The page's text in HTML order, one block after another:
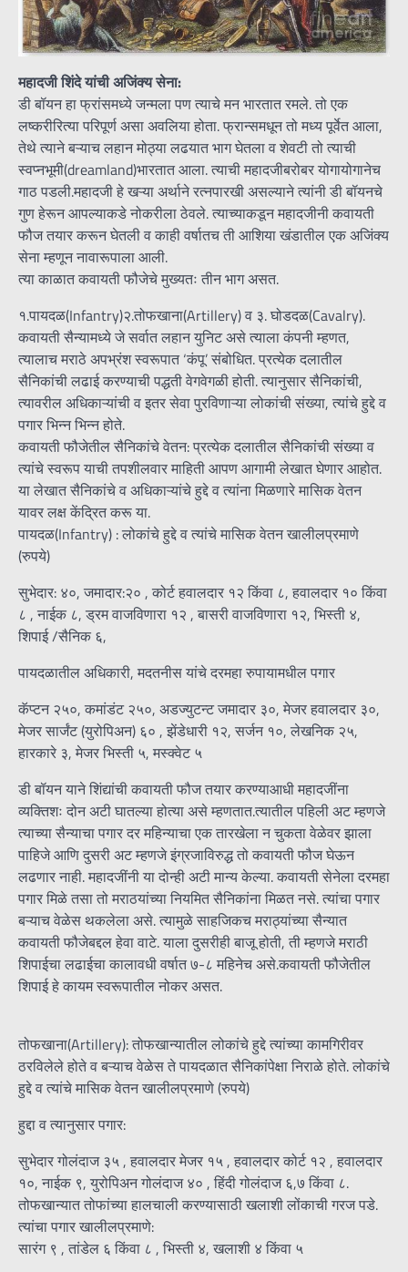
महादजी शिंदे यांची अजिंक्य सेना:
डी बॉयन हा फ्रांसमध्ये जन्मला पण त्याचे मन भारतात रमले. तो एक
लष्करीरित्या परिपूर्ण असा अवलिया होता. फ्रान्समधून तो मध्य पूर्वेत आला,
तेथे त्याने बऱ्याच लहान मोठ्या लढयात भाग घेतला व शेवटी तो त्याची
स्वप्नभूमी(dreamland)भारतात आला. त्याची महादजीबरोबर योगायोगानेच
गाठ पडली.महादजी हे खऱ्या अर्थाने रत्नपारखी असल्याने त्यांनी डी बॉयनचे
गुण हेरून आपल्याकडे नोकरीला ठेवले. त्याच्याकडून महादजीनी कवायती
फौज तयार करून घेतली व काही वर्षातच ती आशिया खंडातील एक अजिंक्य
सेना म्हणून नावारूपाला आली.
त्या काळात कवायती फौजेचे मुख्यतः तीन भाग असत.
१.पायदळ(Infantry)२.तोफखाना(Artillery) व ३. घोडदळ(Cavalry).
कवायती सैन्यामध्ये जे सर्वात लहान युनिट असे त्याला कंपनी म्हणत,
त्यालाच मराठे अपभ्रंश स्वरूपात ‘कंपू’ संबोधित. प्रत्येक दलातील
सैनिकांची लढाई करण्याची पद्धती वेगवेगळी होती. त्यानुसार सैनिकांची,
त्यावरील अधिकाऱ्यांची व इतर सेवा पुरविणाऱ्या लोकांची संख्या, त्यांचे हुद्दे व
पगार भिन्न भिन्न होते.
कवायती फौजेतील सैनिकांचे वेतन: प्रत्येक दलातील सैनिकांची संख्या व
त्यांचे स्वरूप याची तपशीलवार माहिती आपण आगामी लेखात घेणार आहोत.
या लेखात सैनिकांचे व अधिकाऱ्यांचे हुद्दे व त्यांना मिळणारे मासिक वेतन
यावर लक्ष केंद्रित करू या.
पायदळ(Infantry) : लोकांचे हुद्दे व त्यांचे मासिक वेतन खालीलप्रमाणे
(रुपये)
सुभेदार: ४०, जमादार:२० , कोर्ट हवालदार १२ किंवा ८, हवालदार १० किंवा
८ , नाईक ८, ड्रम वाजविणारा १२ , बासरी वाजविणारा १२, भिस्ती ४,
शिपाई /सैनिक ६,
पायदळातील अधिकारी, मदतनीस यांचे दरमहा रुपायामधील पगार
कॅप्टन २५०, कमांडंट २५०, अडज्युटन्ट जमादार ३०, मेजर हवालदार ३०,
मेजर सार्जंट (युरोपिअन) ६० , झेंडेधारी १२, सर्जन १०, लेखनिक २५,
हारकारे ३, मेजर भिस्ती ५, मस्क्वेट ५
डी बॉयन याने शिंद्यांची कवायती फौज तयार करण्याआधी महादजींना
व्यक्तिशः दोन अटी घातल्या होत्या असे म्हणतात.त्यातील पहिली अट म्हणजे
त्याच्या सैन्याचा पगार दर महिन्याचा एक तारखेला न चुकता वेळेवर झाला
पाहिजे आणि दुसरी अट म्हणजे इंग्रजाविरुद्ध तो कवायती फौज घेऊन
लढणार नाही. महादजींनी या दोन्ही अटी मान्य केल्या. कवायती सेनेला दरमहा
पगार मिळे तसा तो मराठयांच्या नियमित सैनिकांना मिळत नसे. त्यांचा पगार
बऱ्याच वेळेस थकलेला असे. त्यामुळे साहजिकच मराठ्यांच्या सैन्यात
कवायती फौजेबद्दल हेवा वाटे. याला दुसरीही बाजू होती, ती म्हणजे मराठी
शिपाईचा लढाईचा कालावधी वर्षात ७-८ महिनेच असे.कवायती फौजेतील
शिपाई हे कायम स्वरूपातील नोकर असत.
तोफखाना(Artillery): तोफखान्यातील लोकांचे हुद्दे त्यांच्या कामगिरीवर
ठरविलेले होते व बऱ्याच वेळेस ते पायदळात सैनिकांपेक्षा निराळे होते. लोकांचे
हुद्दे व त्यांचे मासिक वेतन खालीलप्रमाणे (रुपये)
हुद्दा व त्यानुसार पगार:
सुभेदार गोलंदाज ३५ , हवालदार मेजर १५ , हवालदार कोर्ट १२ , हवालदार
१०, नाईक ९, युरोपिअन गोलंदाज ४० , हिंदी गोलंदाज ६,७ किंवा ८.
तोफखान्यात तोफांच्या हालचाली करण्यासाठी खलाशी लोंकाची गरज पडे.
त्यांचा पगार खालीलप्रमाणे:
सारंग ९ , तांडेल ६ किंवा ८ , भिस्ती ४, खलाशी ४ किंवा ५